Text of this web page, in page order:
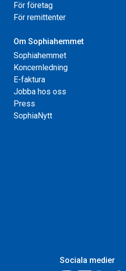
För företag
För remittenter
Om Sophiahemmet
Sophiahemmet
Koncernledning
E-faktura
Jobba hos oss
Press
SophiaNytt
Sociala medier